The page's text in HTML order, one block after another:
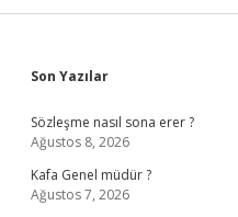
Sidebar
Son Yazılar
Sözleşme nasıl sona erer ?
Ağustos 8, 2026
Kafa Genel müdür ?
Ağustos 7, 2026